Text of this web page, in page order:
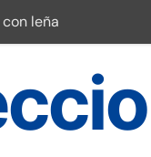
leña
de GEI en
de celular según